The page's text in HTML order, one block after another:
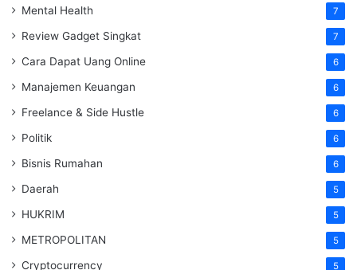
Mental Health 7
Review Gadget Singkat 7
Cara Dapat Uang Online 6
Manajemen Keuangan 6
Freelance & Side Hustle 6
Politik 6
Bisnis Rumahan 6
Daerah 5
HUKRIM 5
METROPOLITAN 5
Cryptocurrency 5